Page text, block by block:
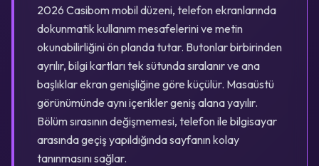
2026 Casibom mobil düzeni, telefon ekranlarında
dokunmatik kullanım mesafelerini ve metin
okunabilirliğini ön planda tutar. Butonlar birbirinden
ayrılır, bilgi kartları tek sütunda sıralanır ve ana
başlıklar ekran genişliğine göre küçülür. Masaüstü
görünümünde aynı içerikler geniş alana yayılır.
Bölüm sırasının değişmemesi, telefon ile bilgisayar
arasında geçiş yapıldığında sayfanın kolay
tanınmasını sağlar.